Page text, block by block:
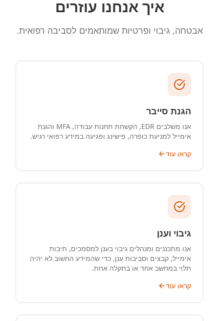
איך אנחנו עוזרים
אבטחה, גיבוי ופרטיות שמותאמים לסביבה רפואית.
הגנת סייבר
אנו משלבים EDR, הקשחת תחנות עבודה, MFA והגנת
אימייל למניעת כופרה, פישינג ופגיעה במידע רפואי רגיש.
קראו עוד
גיבוי וענן
אנו מתכננים ומנהלים גיבוי בענן למסמכים, תיבות
אימייל, קבצים וסביבות ענן, כדי שהמידע החשוב לא יהיה
תלוי במחשב אחד או בתקלה אחת.
קראו עוד